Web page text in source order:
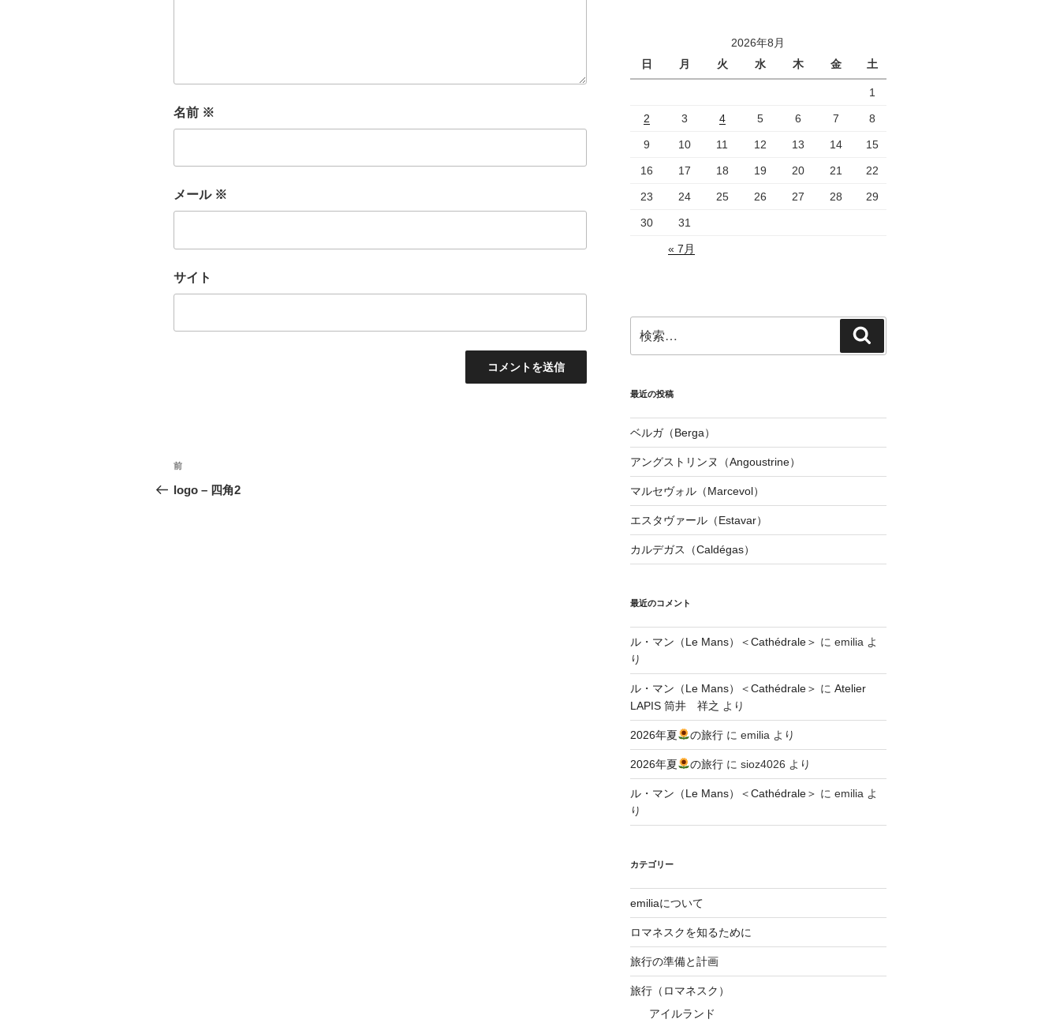
名前 ※
メール ※
サイト
投
稿
前
の
前
logo – 四角2
2026年8月
日
月 火 水 木 金 土
1
2 3 4 5 6 7 8
9 10 11 12 13 14 15
16 17 18 19 20 21 22
23 24 25 26 27 28 29
30 31
« 7月
索:
索
最近の投稿
ベルガ（Berga）
アングストリンヌ（Angoustrine）
マルセヴォル（Marcevol）
エスタヴァール（Estavar）
カルデガス（Caldégas）
最近のコメント
ル・マン（Le Mans）＜Cathédrale＞ に emilia よ
り
ル・マン（Le Mans）＜Cathédrale＞ に Atelier
LAPIS 筒井 祥之 より
2026年夏 の旅行に emilia より
2026年夏 の旅行に sioz4026 より
ル・マン（Le Mans）＜Cathédrale＞ に emilia よ
り
カテゴリー
emiliaについて
ロマネスクを知るために
旅行の準備と計画
旅行（ロマネスク）
アイルランド